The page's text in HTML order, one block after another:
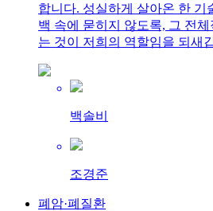
합니다. 성실하게 살아온 한 기
백 속에 묻히지 않도록, 그 전
는 것이 저희의 역할임을 되새
백솔비
조경준
폐암·폐질환